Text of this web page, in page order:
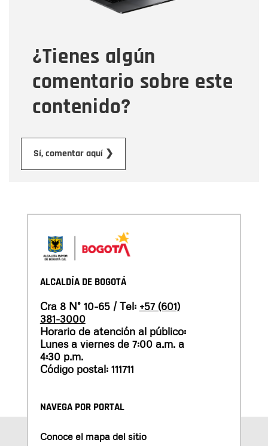
¿Tienes algún
comentario sobre este
contenido?
Sí, comentar aquí ❯
Tipo de comentario
Mensaje
ALCALDÍA DE BOGOTÁ
Cra 8 N° 10-65 / Tel: +57 (601)
381-3000
Horario de atención al público:
Lunes a viernes de 7:00 a.m. a
4:30 p.m.
Código postal: 111711
NAVEGA POR PORTAL
Conoce el mapa del sitio